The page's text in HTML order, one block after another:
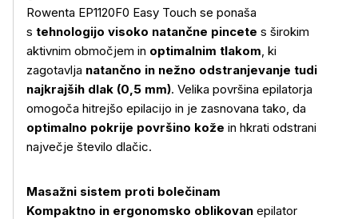
Rowenta EP1120F0 Easy Touch se ponaša
s tehnologijo visoko natančne pincete s širokim
aktivnim območjem in optimalnim tlakom, ki
zagotavlja natančno in nežno odstranjevanje tudi
najkrajših dlak (0,5 mm). Velika površina epilatorja
omogoča hitrejšo epilacijo in je zasnovana tako, da
optimalno pokrije površino kože in hkrati odstrani
največje število dlačic.
Masažni sistem proti bolečinam
Kompaktno in ergonomsko oblikovan epilator